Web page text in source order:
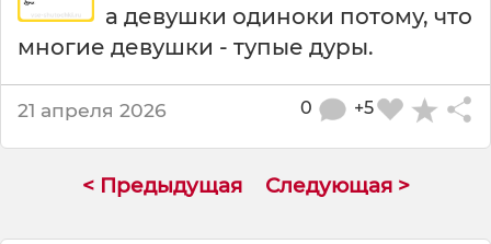
П
н
а девушки одиноки потому, что
многие девушки - тупые дуры.
21 апреля 2026 +5
0
< Предыдущая Следующая >